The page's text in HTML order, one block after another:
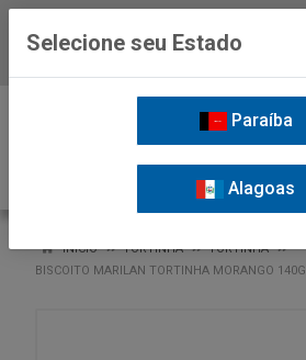
INÍCIO TORTINHA
TORTINHA
BISCOITO MARILAN TORTINHA MORANGO 140G
Selecione seu Estado
Paraíba
Alagoas